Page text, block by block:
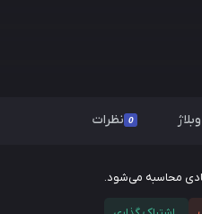
0 نظرات
محاسبه می‌شود.